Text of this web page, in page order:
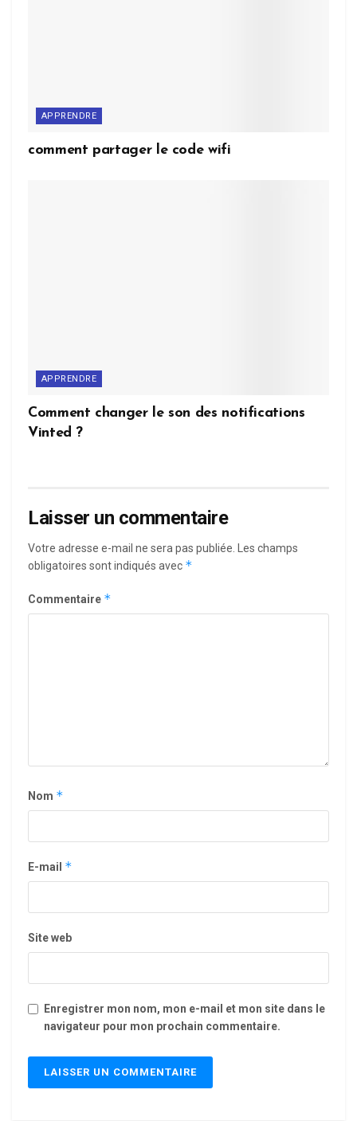
APPRENDRE
comment partager le code wifi
APPRENDRE
Comment changer le son des notifications
Vinted ?
Laisser un commentaire
Votre adresse e-mail ne sera pas publiée. Les champs
obligatoires sont indiqués avec *
Commentaire *
Nom *
E-mail *
Site web
Enregistrer mon nom, mon e-mail et mon site dans le
navigateur pour mon prochain commentaire.